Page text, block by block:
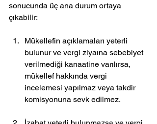
sonucunda üç ana durum ortaya
çıkabilir:
Mükellefin açıklamaları yeterli
bulunur ve vergi ziyaına sebebiyet
verilmediği kanaatine varılırsa,
mükellef hakkında vergi
incelemesi yapılmaz veya takdir
komisyonuna sevk edilmez.